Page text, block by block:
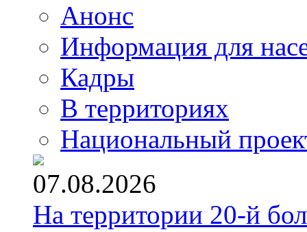
Анонс
Информация для
Кадры
В территориях
Национальный
07.08.2026
На территории 20-й